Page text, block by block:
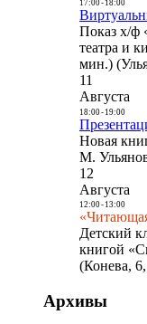
17:00- 18:00
Показ х/ф
театра и
мин.)
11
Августа
18:00- 19:00
Новая
М.
12
Августа
12:00- 13:00
Детский
книгой
(Конева,
Архивы